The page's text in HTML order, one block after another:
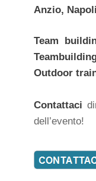
Anzio,
Team
Outdoor
Contattaci
dell’evento!